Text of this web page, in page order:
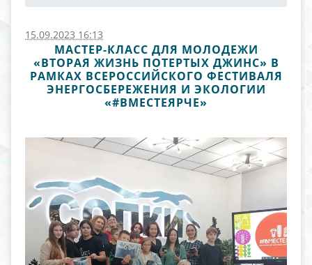
15.09.2023 16:13
МАСТЕР-КЛАСС ДЛЯ МОЛОДЕЖИ
«ВТОРАЯ ЖИЗНЬ ПОТЕРТЫХ ДЖИНС» В
РАМКАХ ВСЕРОССИЙСКОГО ФЕСТИВАЛЯ
ЭНЕРГОСБЕРЕЖЕНИЯ И ЭКОЛОГИИ
«#ВМЕСТЕЯРЧЕ»